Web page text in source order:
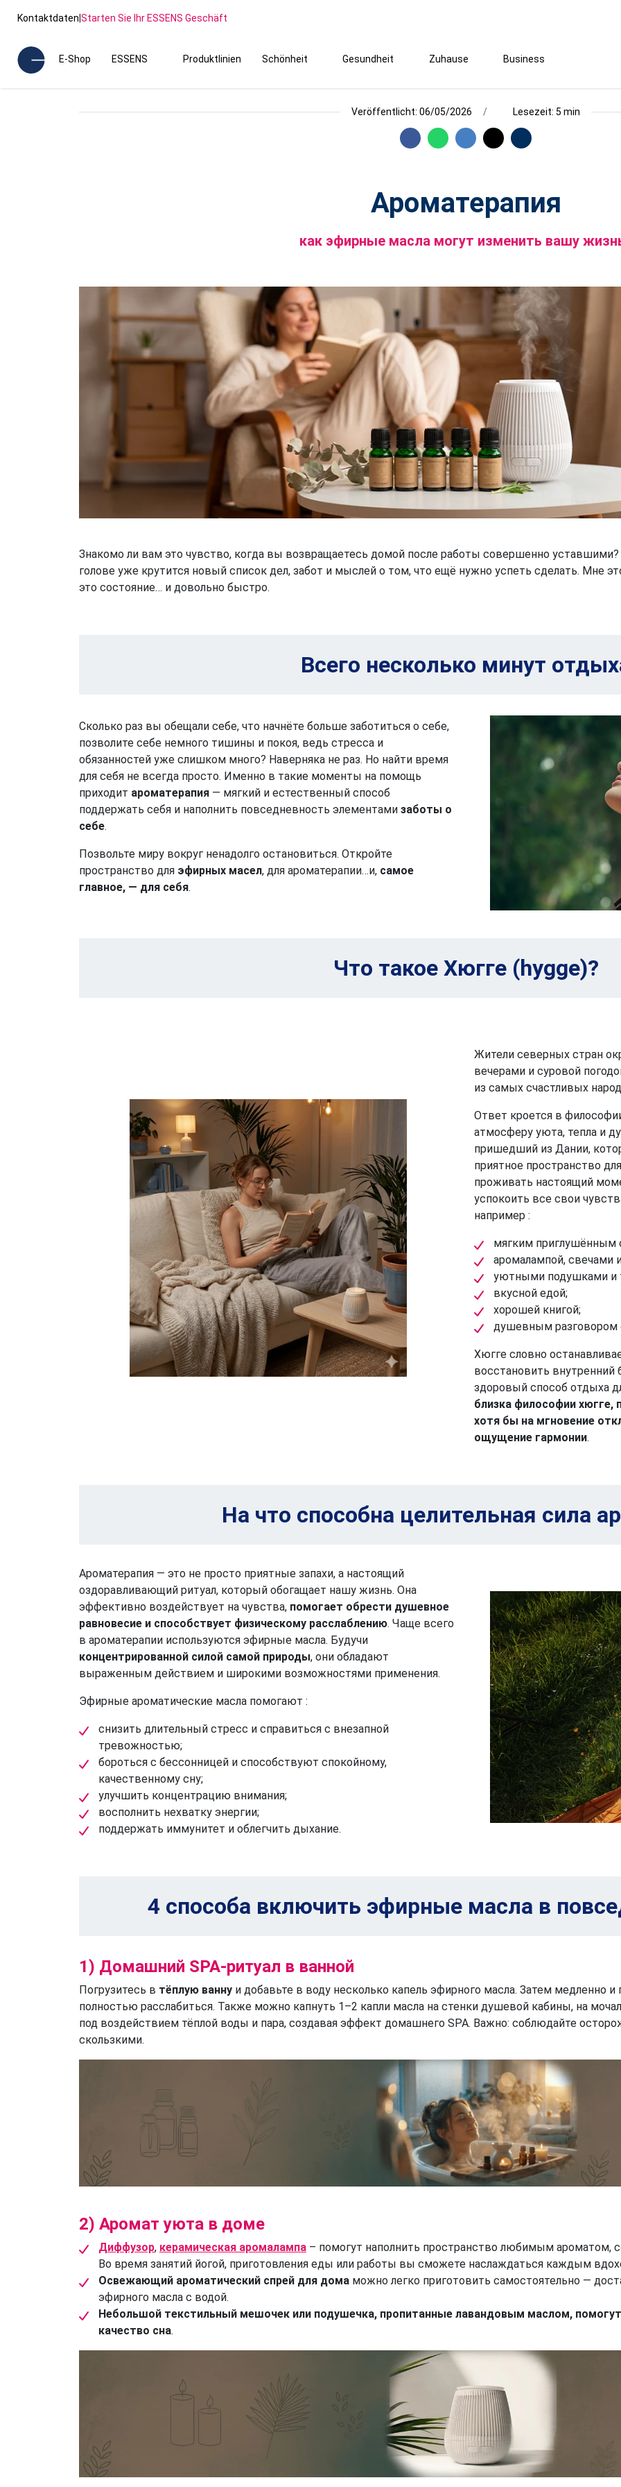
Kontaktdaten|Starten Sie Ihr ESSENS Geschäft
E-Shop ESSENS Produktlinien Schönheit Gesundheit Zuhause Business
Veröffentlicht: 06/05/2026 Lesezeit: 5 min
Ароматерапия
как эфирные масла могут изменить вашу
Знакомо ли вам это чувство, когда вы возвращаетесь домой после работы совершенно
голове уже крутится новый список дел, забот и мыслей о том, что ещё нужно успеть сделать. Мне
это состояние… и довольно быстро.
Всего несколько минут
Сколько раз вы обещали себе, что начнёте больше заботиться о себе,
позволите себе немного тишины и покоя, ведь стресса и
обязанностей уже слишком много? Наверняка не раз. Но найти время
для себя не всегда просто. Именно в такие моменты на помощь
приходит ароматерапия — мягкий и естественный способ
поддержать себя и наполнить повседневность элементами заботы о
себе.
Позвольте миру вокруг ненадолго остановиться. Откройте
пространство для эфирных масел, для ароматерапии…и, самое
главное, — для себя.
Что такое Хюгге (hygge)?
Жители северных стран
вечерами и суровой
из самых счастливых
Ответ кроется в
атмосферу уюта, тепла и
пришедший из Дании,
приятное пространство
проживать настоящий
успокоить все свои
например :
мягким приглушённым
аромалампой,
уютными подушками и
вкусной едой;
хорошей книгой;
душевным разговором
Хюгге словно
восстановить внутренний
здоровый способ отдыха
близка философии
хотя бы на мгновение
ощущение гармонии.
На что способна целительная сила
Ароматерапия — это не просто приятные запахи, а настоящий
оздоравливающий ритуал, который обогащает нашу жизнь. Она
эффективно воздействует на чувства, помогает обрести душевное
равновесие и способствует физическому расслаблению. Чаще всего
в ароматерапии используются эфирные масла. Будучи
концентрированной силой самой природы, они обладают
выраженным действием и широкими возможностями применения.
Эфирные ароматические масла помогают :
снизить длительный стресс и справиться с внезапной
тревожностью;
бороться с бессонницей и способствуют спокойному,
качественному сну;
улучшить концентрацию внимания;
восполнить нехватку энергии;
поддержать иммунитет и облегчить дыхание.
4 способа включить эфирные масла в
1) Домашний SPA-ритуал в ванной
Погрузитесь в тёплую ванну и добавьте в воду несколько капель эфирного масла. Затем медленно
полностью расслабиться. Также можно капнуть 1–2 капли масла на стенки душевой кабины, на
под воздействием тёплой воды и пара, создавая эффект домашнего SPA. Важно: соблюдайте
скользкими.
2) Аромат уюта в доме
Диффузор, керамическая аромалампа – помогут наполнить пространство любимым ароматом,
Во время занятий йогой, приготовления еды или работы вы сможете наслаждаться каждым
Освежающий ароматический спрей для дома можно легко приготовить самостоятельно —
эфирного масла с водой.
Небольшой текстильный мешочек или подушечка, пропитанные лавандовым маслом,
качество сна.